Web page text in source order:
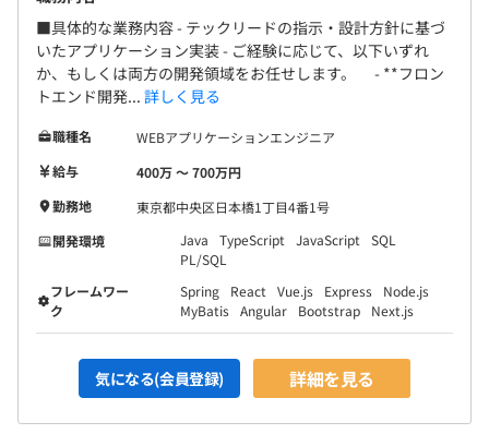
■具体的な業務内容 - テックリードの指示・設計方針に基づ
いたアプリケーション実装 - ご経験に応じて、以下いずれ
か、もしくは両方の開発領域をお任せします。 - **フロン
トエンド開発... 詳しく見る
職種名
WEBアプリケーションエンジニア
給与
400万 〜 700万円
勤務地
東京都中央区日本橋1丁目4番1号
開発環境
Java TypeScript JavaScript
SQL
PL/SQL
フレームワー
ク
Spring React Vue.js Express
Node.js
MyBatis Angular Bootstrap Next.js
気になる(会員登録) 詳細を見る